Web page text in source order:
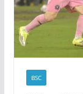
BSC